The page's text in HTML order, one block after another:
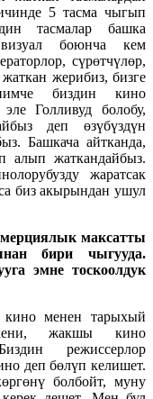
5 тасма чыгып
тасмалар башка
визуал боюнча кем
сүрөтчүлөр,
жерибиз, бизге
биздин кино
Голливуд болобу,
деп өзүбүздүн
Башкача айтканда,
алып жаткандайбыз.
жаратсак
биз акырындан ушул
максатты
бири чыгууда.
эмне тоскоолдук
менен тарыхый
жакшы кино
режиссерлор
деп бөлүп келишет.
болбойт, муну